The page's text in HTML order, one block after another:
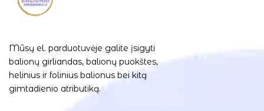
Mūsų el. parduotuvėje galite įsigyti
balionų girliandas, balionų puokštes,
helinius ir folinius balionus bei kitą
gimtadienio atributiką.